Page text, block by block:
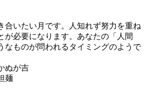
合いたい月です。人知れず努力を重ね
が必要になります。あなたの「人間
なものが問われるタイミングのようで
ぬが吉
麺